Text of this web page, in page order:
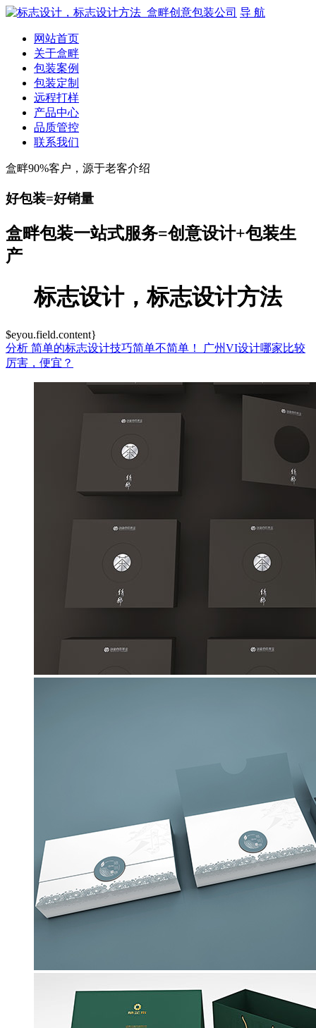
导 航
网站首页
关于盒畔
包装案例
包装定制
远程打样
产品中心
品质管控
联系我们
盒畔90%客户，源于老客介绍
好包装=好销量
盒畔包装一站式服务=创意设计+包装生
产
标志设计，标志设计方法
$eyou.field.content}
分析 简单的标志设计技巧简单不简单！
广州VI设计哪家比较
厉害，便宜？